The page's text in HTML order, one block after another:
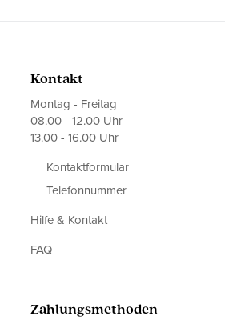
Kontakt
Montag - Freitag
08.00 - 12.00 Uhr
13.00 - 16.00 Uhr
Kontaktformular
Telefonnummer
Hilfe & Kontakt
FAQ
Zahlungsmethoden